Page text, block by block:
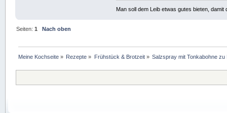
Man soll dem Leib etwas gutes bieten,
Seiten:1 Nach oben
Meine Kochseite » Rezepte » Frühstück & Brotzeit» Salzspray mit Tonkabohne zu